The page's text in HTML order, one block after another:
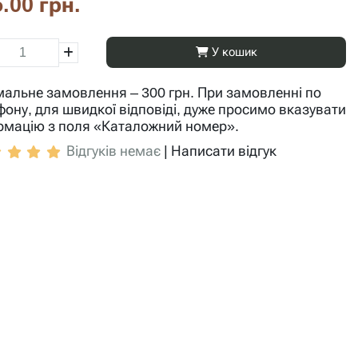
У кошик
замовлення – 300 грн. При замовленні по
для швидкої відповіді, дуже просимо вказувати
з поля «Каталожний номер».
Відгуків немає | Написати відгук